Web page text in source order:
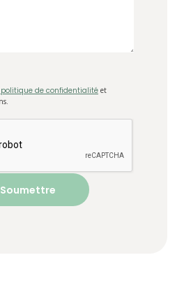
politique de confidentialité et